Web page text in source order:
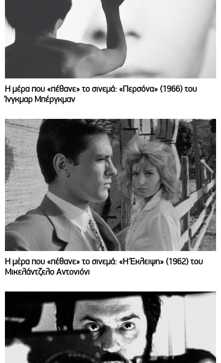
Η μέρα που «πέθανε» το σινεμά: «Περσόνα» (1966) του
Ίνγκμαρ Μπέργκμαν
Η μέρα που «πέθανε» το σινεμά: «Η Έκλειψη» (1962) του
Μικελάντζελο Αντονιόνι